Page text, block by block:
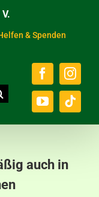
& Spenden
auch in